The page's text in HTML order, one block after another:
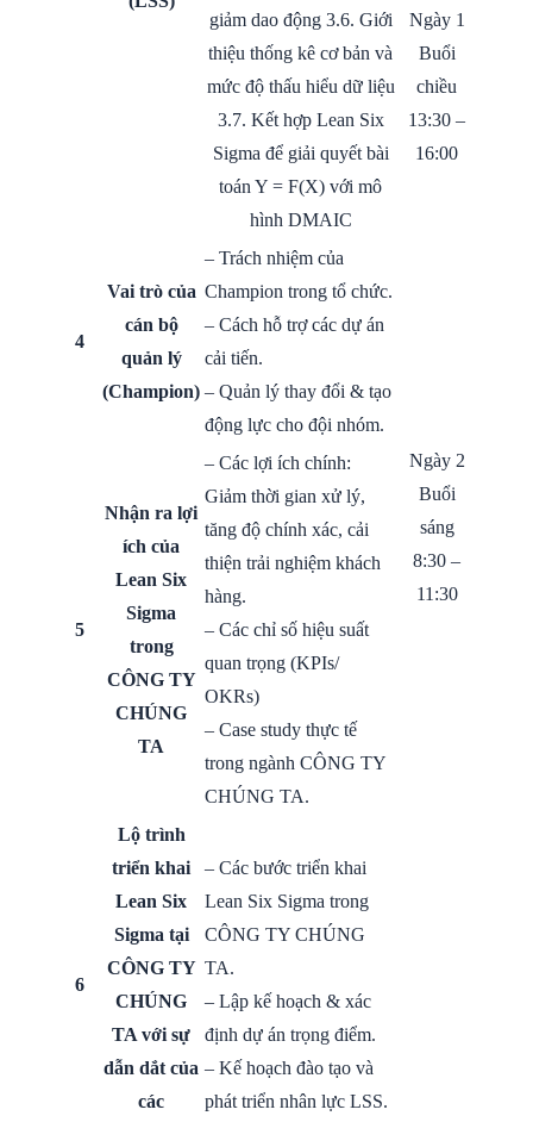
giảm dao động 3.6. Giới
thiệu thống kê cơ bản và
mức độ thấu hiểu dữ liệu
3.7. Kết hợp Lean Six
Sigma để giải quyết bài
toán Y = F(X) với mô
hình DMAIC
Ngày 1
Buổi
chiều
13:30 –
16:00
4
Vai trò của
cán bộ
quản lý
(Champion)
– Trách nhiệm của
Champion trong tổ chức.
– Cách hỗ trợ các dự án
cải tiến.
– Quản lý thay đổi & tạo
động lực cho đội nhóm.
Ngày 2
Buổi
sáng
8:30 –
11:30
5
Nhận ra lợi
ích của
Lean Six
Sigma
trong
CÔNG TY
CHÚNG
TA
– Các lợi ích chính:
Giảm thời gian xử lý,
tăng độ chính xác, cải
thiện trải nghiệm khách
hàng.
– Các chỉ số hiệu suất
quan trọng (KPIs/
OKRs)
– Case study thực tế
trong ngành CÔNG TY
CHÚNG TA.
6
Lộ trình
triển khai
Lean Six
Sigma tại
CÔNG TY
CHÚNG
TA với sự
dẫn dắt của
các
– Các bước triển khai
Lean Six Sigma trong
CÔNG TY CHÚNG
TA.
– Lập kế hoạch & xác
định dự án trọng điểm.
– Kế hoạch đào tạo và
phát triển nhân lực LSS.